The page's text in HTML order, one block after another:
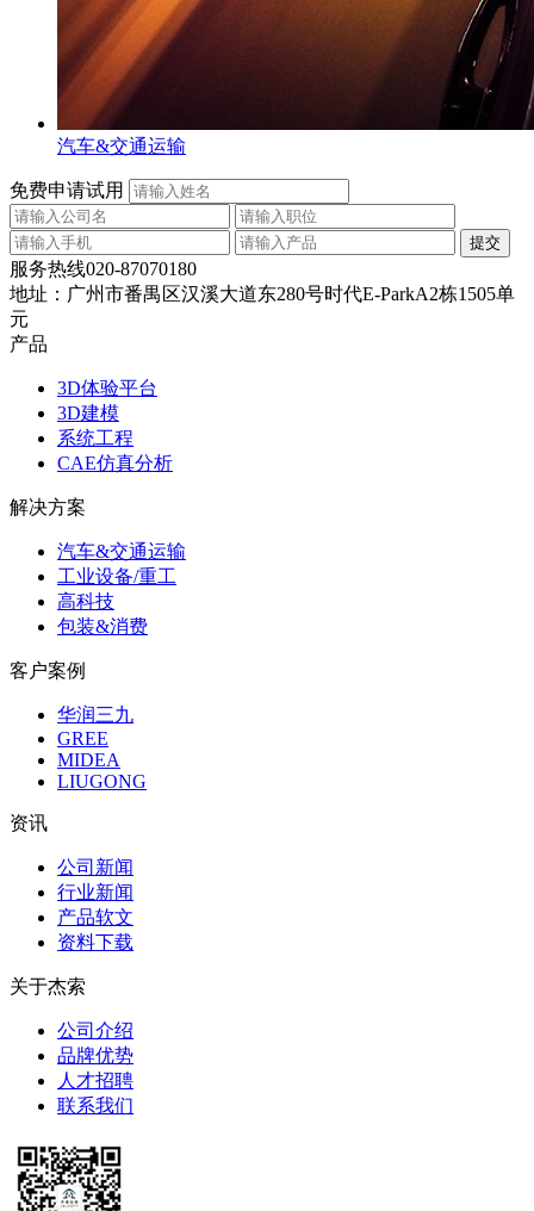
汽车&交通运输
免费申请试用
服务热线020-87070180
地址： 广州市番禺区汉溪大道东280号时代E-ParkA2栋1505单
元
产品
3D体验平台
3D建模
系统工程
CAE仿真分析
解决方案
汽车&交通运输
工业设备/重工
高科技
包装&消费
客户案例
华润三九
GREE
MIDEA
LIUGONG
资讯
公司新闻
行业新闻
产品软文
资料下载
关于杰索
公司介绍
品牌优势
人才招聘
联系我们